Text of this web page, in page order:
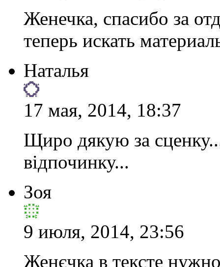
Женечка, спасибо за
теперь искать
Наталья
17 мая, 2014, 18:37
Щиро дякую за
відпочинку...
Зоя
9 июля, 2014, 23:56
Женєчка в тексте